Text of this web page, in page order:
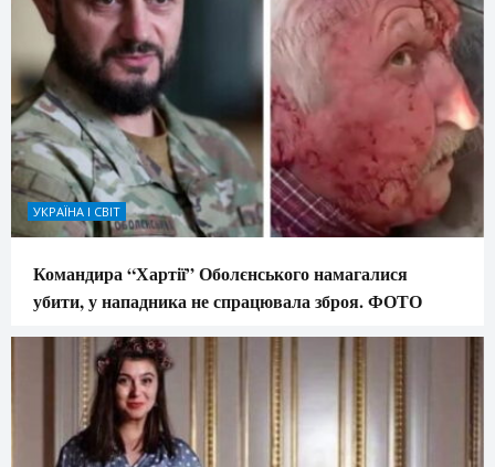
УКРАЇНА І СВІТ
Командира “Хартії” Оболєнського намагалися
убити, у нападника не спрацювала зброя. ФОТО